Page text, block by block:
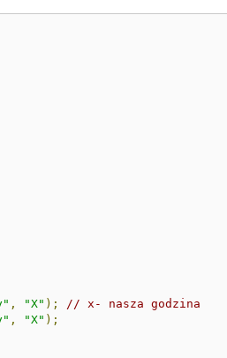
, "X" );
// x- nasza godzina
, "X" );